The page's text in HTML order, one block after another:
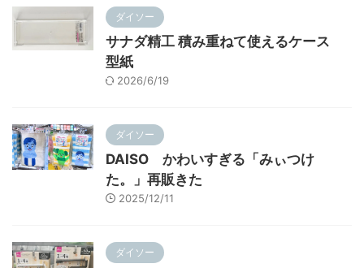
ダイソー
サナダ精工 積み重ねて使えるケース
型紙
2026/6/19
ダイソー
DAISO かわいすぎる「みぃつけ
た。」再販きた
2025/12/11
ダイソー